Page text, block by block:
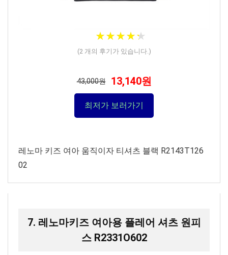
★★★★★
★★★★★
(2개의 후기가 있습니다.)
43,000원 13,140원
최저가 보러가기
레노마 키즈 여아 움직이자 티셔츠 블랙 R2143T126
02
7. 레노마키즈 여아용 플레어 셔츠 원피
스 R2331O602